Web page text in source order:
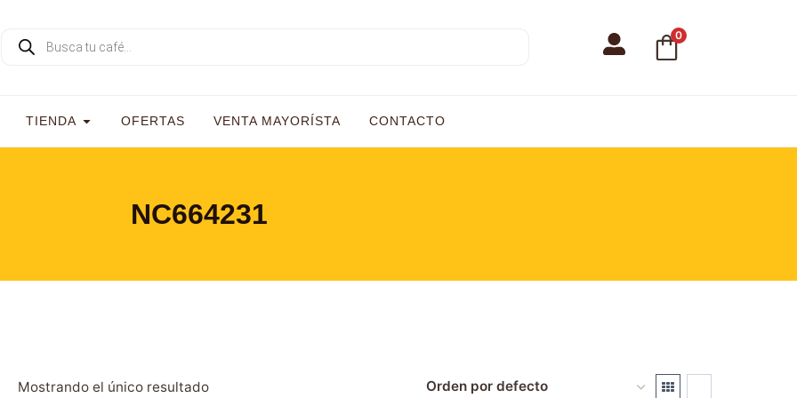
0
TIENDA OFERTAS VENTA MAYORÍSTA CONTACTO
NC664231
Mostrando el único resultado